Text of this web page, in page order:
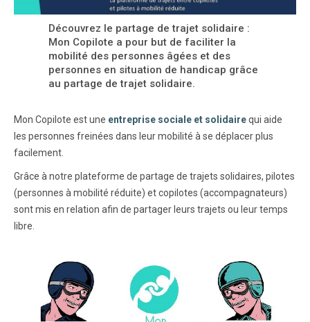
Découvrez le partage de trajet solidaire :
Mon Copilote a pour but de faciliter la
mobilité des personnes âgées et des
personnes en situation de handicap grâce
au partage de trajet solidaire.
Mon Copilote est une entreprise sociale et solidairequi aide
les personnes freinées dans leur mobilité à se déplacer plus
facilement.
Grâce à notre plateforme de partage de trajets solidaires, pilotes
(personnes à mobilité réduite) et copilotes (accompagnateurs)
sont mis en relation afin de partager leurs trajets ou leur temps
libre.